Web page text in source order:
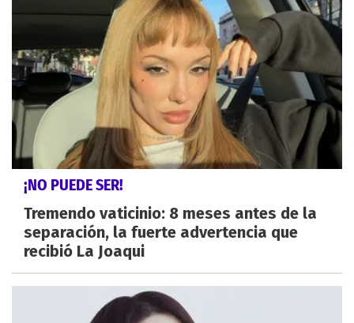
¡NO PUEDE SER!
Tremendo vaticinio: 8 meses antes de la
separación, la fuerte advertencia que
recibió La Joaqui